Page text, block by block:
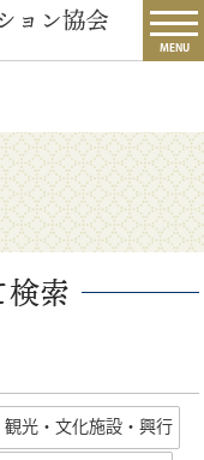
MENU
検索
観光・文化施設・興行